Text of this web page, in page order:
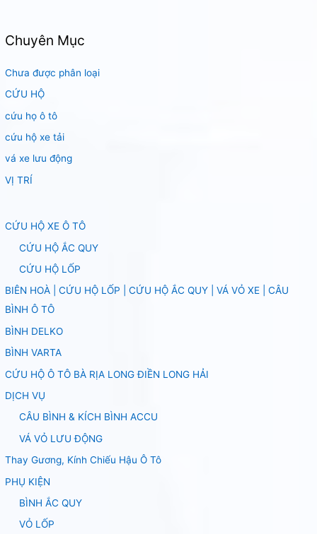
Chuyên Mục
Chưa được phân loại
CỨU HỘ
cứu họ ô tô
cứu hộ xe tải
vá xe lưu động
VỊ TRÍ
CỨU HỘ XE Ô TÔ
CỨU HỘ ẮC QUY
CỨU HỘ LỐP
BIÊN HOÀ | CỨU HỘ LỐP | CỨU HỘ ẮC QUY | VÁ VỎ XE | CÂU
BÌNH Ô TÔ
BÌNH DELKO
BÌNH VARTA
CỨU HỘ Ô TÔ BÀ RỊA LONG ĐIỀN LONG HẢI
DỊCH VỤ
CÂU BÌNH & KÍCH BÌNH ACCU
VÁ VỎ LƯU ĐỘNG
Thay Gương, Kính Chiếu Hậu Ô Tô
PHỤ KIỆN
BÌNH ẮC QUY
VỎ LỐP